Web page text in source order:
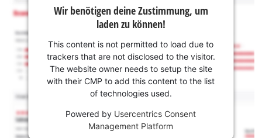
Wir benötigen deine Zustimmung, um
laden zu können!
This content is not permitted to load due to
trackers that are not disclosed to the visitor.
The website owner needs to setup the site
with their CMP to add this content to the list
of technologies used.
Powered by Usercentrics Consent
Management Platform